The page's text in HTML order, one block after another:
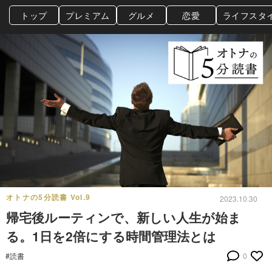
トップ プレミアム グルメ 恋愛 ライフスタ
オトナの5分読書 Vol.9 2023.10.30
帰宅後ルーティンで、新しい人生が始ま
る。1日を2倍にする時間管理法とは
#読書 0